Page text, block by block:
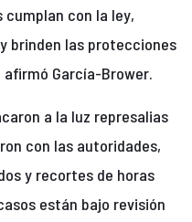
con la ley,
brinden las protecciones
afirmó García-Brower.
a la luz represalias
con las autoridades,
y recortes de horas
están bajo revisión